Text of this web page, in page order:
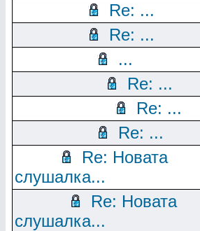
Re: ...
Re: ...
...
Re: ...
Re: ...
Re: ...
Re: Новата
слушалка...
Re: Новата
слушалка...